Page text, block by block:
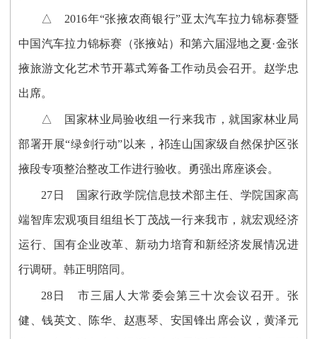
△ 2016年“张掖农商银行”亚太汽车拉力锦标赛暨
中国汽车拉力锦标赛（张掖站）和第六届湿地之夏·金张
掖旅游文化艺术节开幕式筹备工作动员会召开。赵学忠
出席。
△ 国家林业局验收组一行来我市，就国家林业局
部署开展“绿剑行动”以来，祁连山国家级自然保护区张
掖段专项整治整改工作进行验收。勇强出席座谈会。
27日 国家行政学院信息技术部主任、学院国家高
端智库宏观项目组组长丁茂战一行来我市，就宏观经济
运行、国有企业改革、新动力培育和新经济发展情况进
行调研。韩正明陪同。
28日 市三届人大常委会第三十次会议召开。张
健、钱英文、陈华、赵惠琴、安国锋出席会议，黄泽元